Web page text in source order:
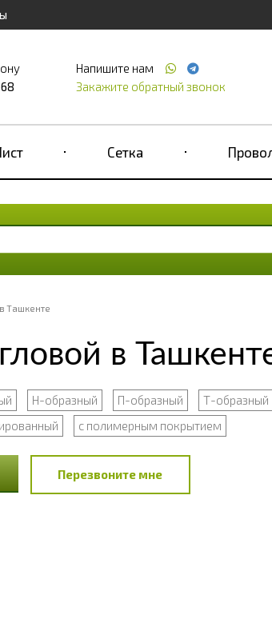
Напишите нам
Закажите обратный звонок
Сетка
Ташкенте
в
Н-образный П-образный Т-образный
с полимерным покрытием
Перезвоните мне